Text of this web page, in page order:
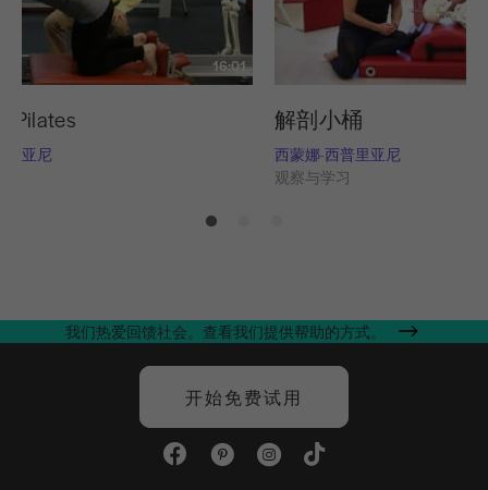
16:01
Pilates
里亚尼
解剖小桶
西蒙娜-西普里亚尼
观察与学习
我们热爱回馈社会。查看我们提供帮助的方式。
开始免费试用